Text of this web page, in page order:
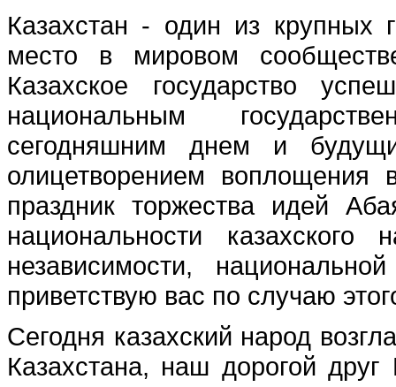
Казахстан - один из крупных
место в мировом
Казахское государство
национальным
сегодняшним днем и
олицетворением
праздник торжества идей
национальности казахского
независимости,
приветствую вас по случаю
Сегодня казахский народ
Казахстана, наш дорогой